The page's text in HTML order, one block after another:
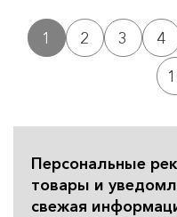
1 2 3 4
Персональные
товары и
свежая